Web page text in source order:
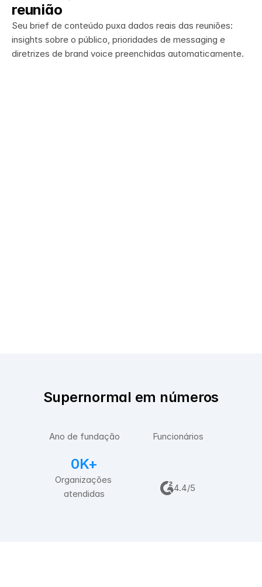
palavras dele
reunião
Seu brief de conteúdo puxa dados reais das reuniões:
insights sobre o público, prioridades de messaging e
diretrizes de brand voice preenchidas automaticamente.
Supernormal em números
Ano de fundação Funcionários
0K+
Organizações
atendidas
4.4/5